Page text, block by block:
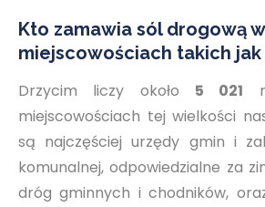
Kto zamawia sól drogową w
miejscowościach takich jak
Drzycim liczy około 5 021
miejscowościach tej wielkości
są najczęściej urzędy gmin i
komunalnej, odpowiedzialne za
dróg gminnych i chodników,